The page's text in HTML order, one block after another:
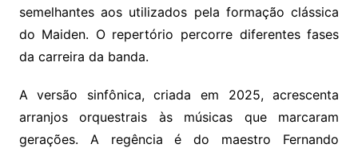
semelhantes aos utilizados pela formação clássica
do Maiden. O repertório percorre diferentes fases
da carreira da banda.
A versão sinfônica, criada em 2025, acrescenta
arranjos orquestrais às músicas que marcaram
gerações. A regência é do maestro Fernando